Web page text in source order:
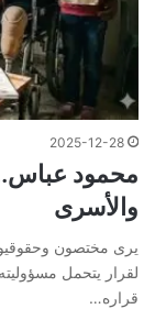
2025-12-28
محمود
والأسرى
يرى مختصون
لقرار يتحمل
قراره…